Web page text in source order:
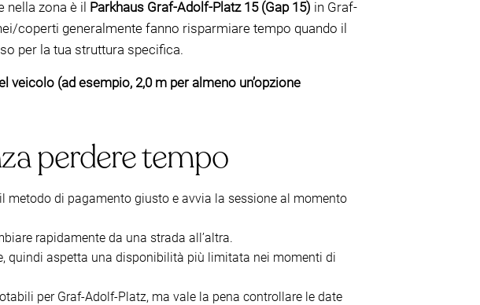
nella zona è il Parkhaus Graf-Adolf-Platz 15 (Gap 15) in Graf-
coperti generalmente fanno risparmiare tempo quando il
per la tua struttura specifica.
veicolo (ad esempio, 2,0 m per almeno un’opzione
perdere tempo
di pagamento giusto e avvia la sessione al momento
rapidamente da una strada all’altra.
quindi aspetta una disponibilità più limitata nei momenti di
per Graf-Adolf-Platz, ma vale la pena controllare le date